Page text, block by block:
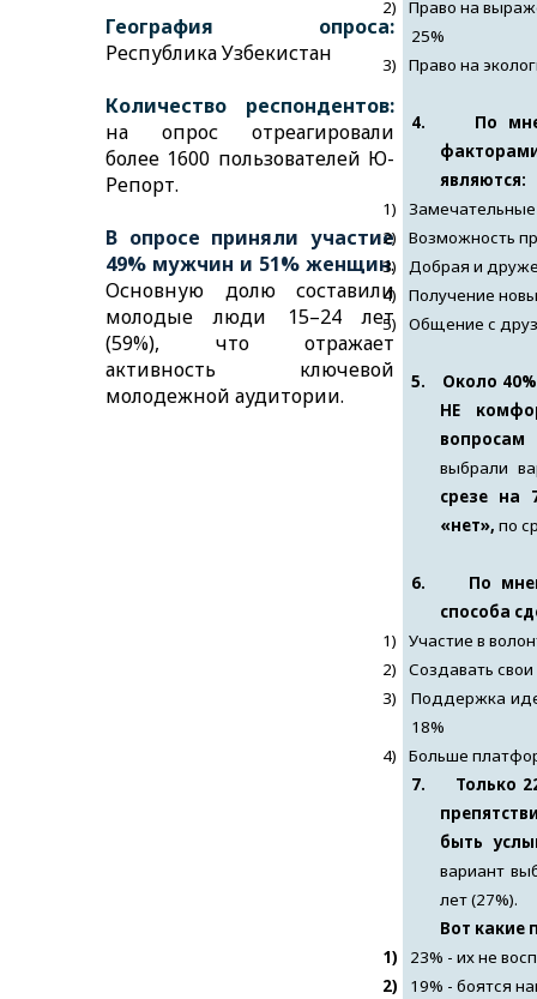
География опроса:
Республика Узбекистан
Количество респондентов:
на опрос отреагировали
более 1600 пользователей Ю-
Репорт.
В опросе приняли участие
49% мужчин и 51% женщин.
Основную долю составили
молодые люди 15–24 лет
(59%), что отражает
активность ключевой
молодежной аудитории.
2)
Право на
25%
3)
Право на
4.
По
являются:
1)
2)
Возможность
3)
Добрая и
4)
Получение
5)
Общение с
5.
Около
НЕ
выбрали
срезе на
«нет»,по
6.
По
способа
1)
Участие в
2)
Создавать
3)
Поддержка
18%
4)
Больше
7.
Только
быть
вариант
лет (27%).
Вот какие
1)
23% - их не
2)
19% - боятся